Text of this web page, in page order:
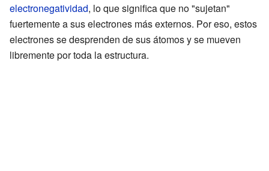
electronegatividad, lo que significa que no "sujetan"
fuertemente a sus electrones más externos. Por eso, estos
electrones se desprenden de sus átomos y se mueven
libremente por toda la estructura.